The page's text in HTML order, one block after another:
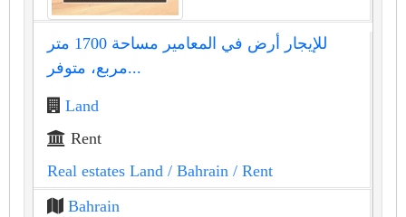
للإيجار أرض في المعامير مساحة 1700 متر
مربع، متوفر...
Land
Rent
Real estates Land / Bahrain / Rent
Bahrain